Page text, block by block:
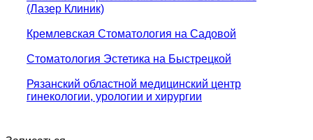
(Лазер Клиник)
Кремлевская Стоматология на Садовой
Стоматология Эстетика на Быстрецкой
Рязанский областной медицинский центр
гинекологии, урологии и хирургии